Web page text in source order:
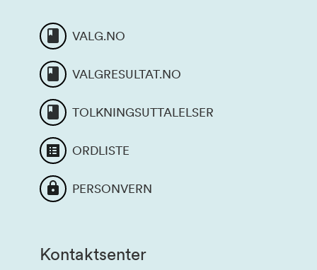
VALG.NO
VALGRESULTAT.NO
TOLKNINGSUTTALELSER
ORDLISTE
PERSONVERN
Kontaktsenter